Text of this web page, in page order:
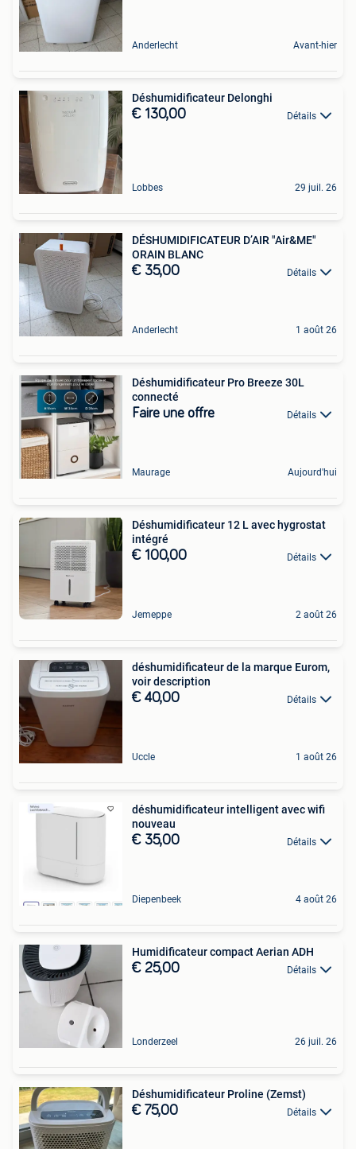
Anderlecht Avant-hier
Déshumidificateur Delonghi
€ 130,00 Détails
Lobbes 29 juil. 26
DÉSHUMIDIFICATEUR D’AIR "Air&ME"
ORAIN BLANC
€ 35,00 Détails
Anderlecht 1 août 26
Déshumidificateur Pro Breeze 30L
connecté
Faire une offre Détails
Maurage Aujourd'hui
Déshumidificateur 12 L avec hygrostat
intégré
€ 100,00 Détails
Jemeppe 2 août 26
déshumidificateur de la marque Eurom,
voir description
€ 40,00 Détails
Uccle 1 août 26
déshumidificateur intelligent avec wifi
nouveau
€ 35,00 Détails
Diepenbeek 4 août 26
Humidificateur compact Aerian ADH
€ 25,00 Détails
Londerzeel 26 juil. 26
Déshumidificateur Proline (Zemst)
€ 75,00 Détails